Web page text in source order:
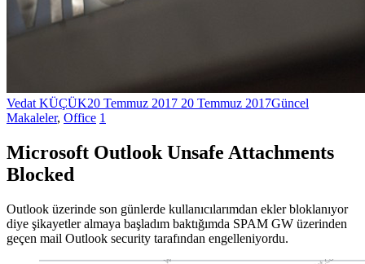
Vedat KÜÇÜK20 Temmuz 2017 20 Temmuz 2017Güncel
Makaleler, Office 1
Microsoft Outlook Unsafe Attachments
Blocked
Outlook üzerinde son günlerde kullanıcılarımdan ekler bloklanıyor
diye şikayetler almaya başladım baktığımda SPAM GW üzerinden
geçen mail Outlook security tarafından engelleniyordu.